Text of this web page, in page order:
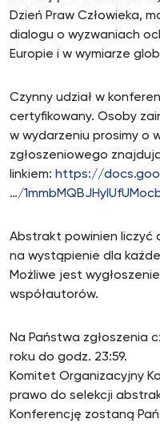
Dzień Praw Człowieka,
dialogu o wyzwaniach
Europie i w wymiarze
Czynny udział w
certyfikowany. Osoby
w wydarzeniu prosimy o
zgłoszeniowego
linkiem: https://
…/
Abstrakt powinien liczyć
na wystąpienie dla
Możliwe jest
współautorów.
Na Państwa zgłoszenia
roku do godz. 23:59.
Komitet Organizacyjny
prawo do selekcji
Konferencję zostaną